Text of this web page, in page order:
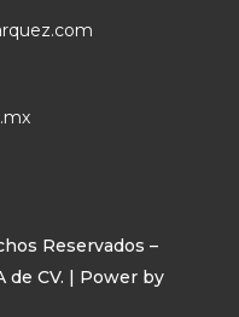
Reservados –
de CV. | Power by